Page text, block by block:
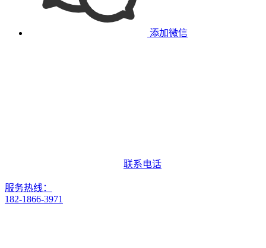
添加微信
联系电话
服务热线：
182-1866-3971